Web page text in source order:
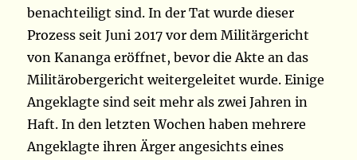
benachteiligt sind. In der Tat wurde dieser
Prozess seit Juni 2017 vor dem Militärgericht
von Kananga eröffnet, bevor die Akte an das
Militärobergericht weitergeleitet wurde. Einige
Angeklagte sind seit mehr als zwei Jahren in
Haft. In den letzten Wochen haben mehrere
Angeklagte ihren Ärger angesichts eines